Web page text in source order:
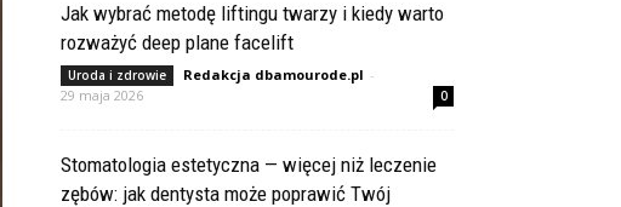
Jak wybrać metodę liftingu twarzy i kiedy warto
rozważyć deep plane facelift
Uroda i zdrowie Redakcja dbamourode.pl -
29 maja 2026
0
Stomatologia estetyczna — więcej niż leczenie
zębów: jak dentysta może poprawić Twój